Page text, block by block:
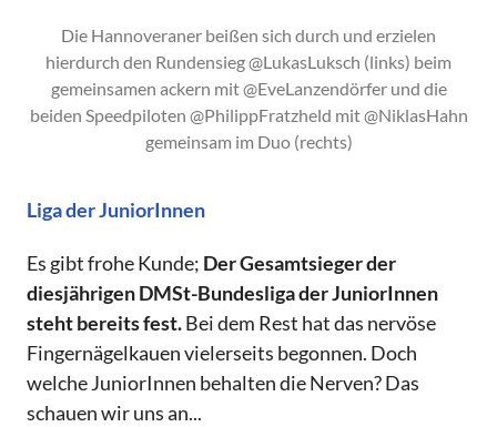
Die Hannoveraner beißen sich durch und erzielen
hierdurch den Rundensieg @LukasLuksch (links) beim
gemeinsamen ackern mit @EveLanzendörfer und die
beiden Speedpiloten @PhilippFratzheld mit @NiklasHahn
gemeinsam im Duo (rechts)
Liga der JuniorInnen
Es gibt frohe Kunde; Der Gesamtsieger der
diesjährigen DMSt-Bundesliga der JuniorInnen
steht bereits fest.Bei dem Rest hat das nervöse
Fingernägelkauen vielerseits begonnen. Doch
welche JuniorInnen behalten die Nerven? Das
schauen wir uns an...